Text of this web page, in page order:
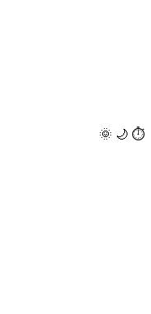
🌞 🌙 ⏱️